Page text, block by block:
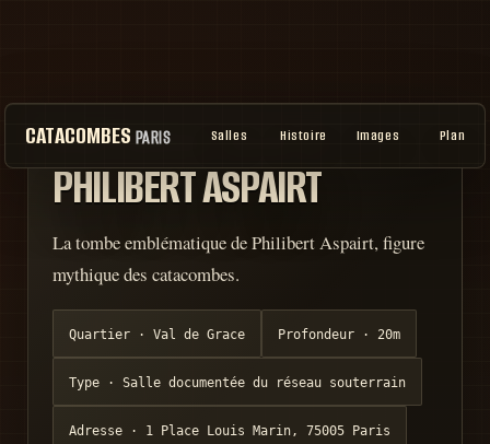
CATACOMBES PARIS Salles Histoire Images Plan
FICHE D'ARCHIVE · RELEVÉ 3D
PHILIBERT ASPAIRT
La tombe emblématique de Philibert Aspairt, figure
mythique des catacombes.
Quartier ·Val de Grace Profondeur · 20m
Type ·Salle documentée du réseau souterrain
Adresse · 1 Place Louis Marin, 75005 Paris